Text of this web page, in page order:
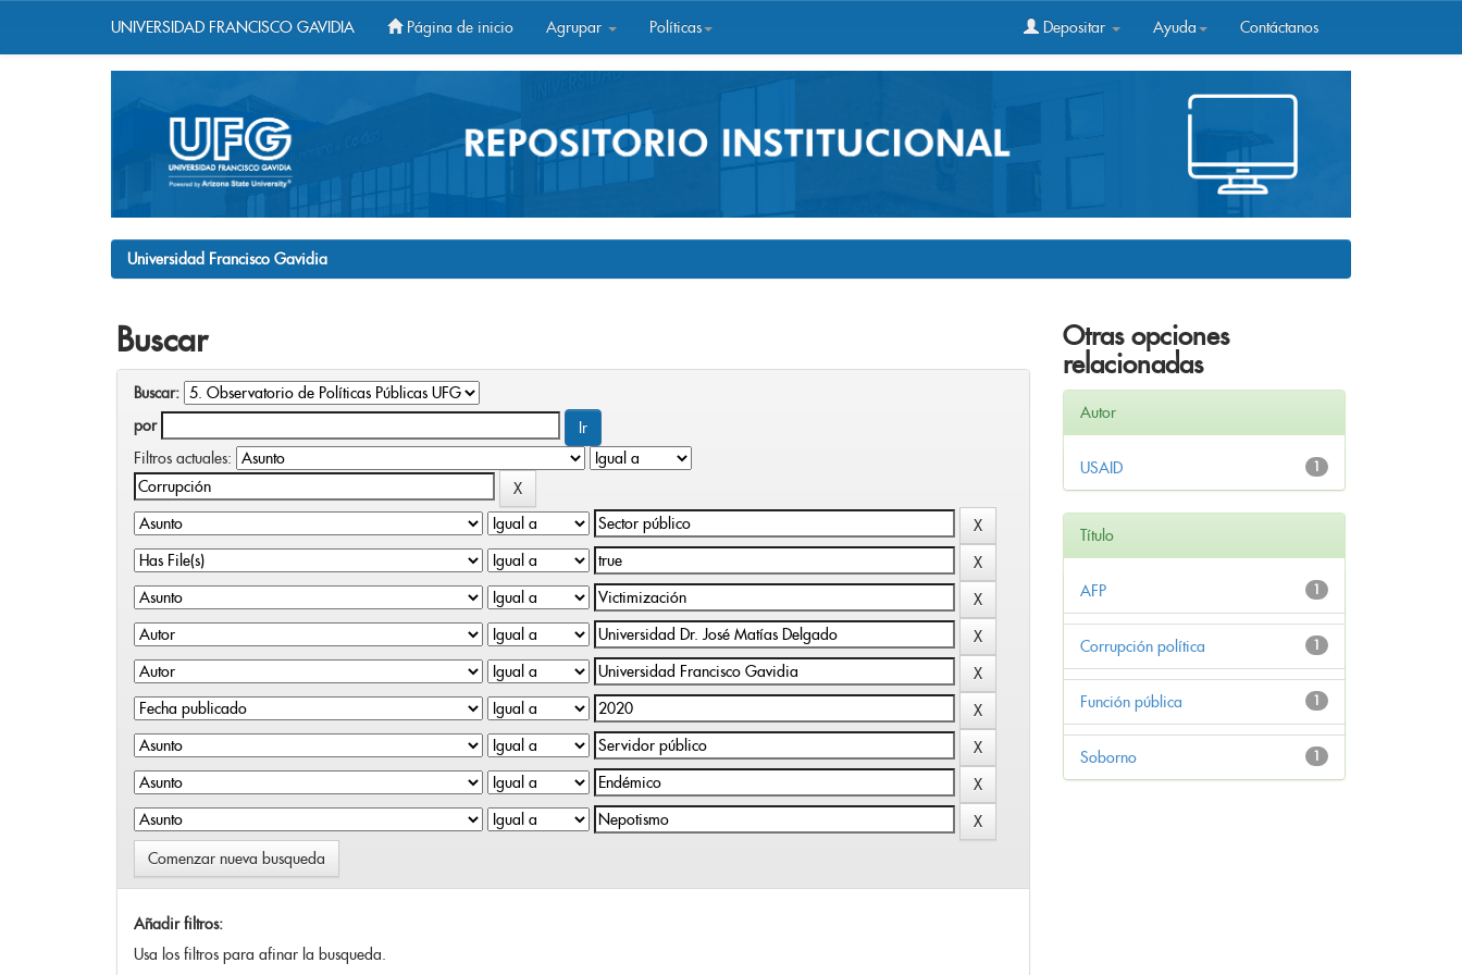
UNIVERSIDAD FRANCISCO GAVIDIA Página de inicio Agrupar Políticas Depositar Ayuda Contáctanos
Universidad Francisco Gavidia
Buscar
Buscar:
por
Filtros actuales:
Comenzar nueva busqueda
Añadir filtros:
Usa los filtros para afinar la busqueda.
Otras opciones
relacionadas
Autor
1
USAID
Título
1
AFP
1
Corrupción política
1
Función pública
1
Soborno